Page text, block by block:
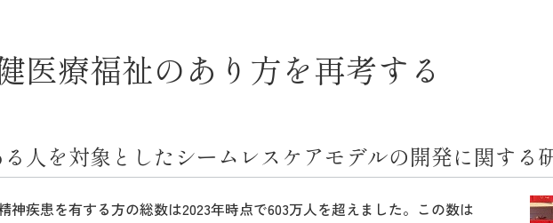
医療福祉のあり方を再考する
人を対象としたシームレスケアモデルの開発に関する
神疾患を有する方の総数は2023年時点で603万人を超えました。この数は